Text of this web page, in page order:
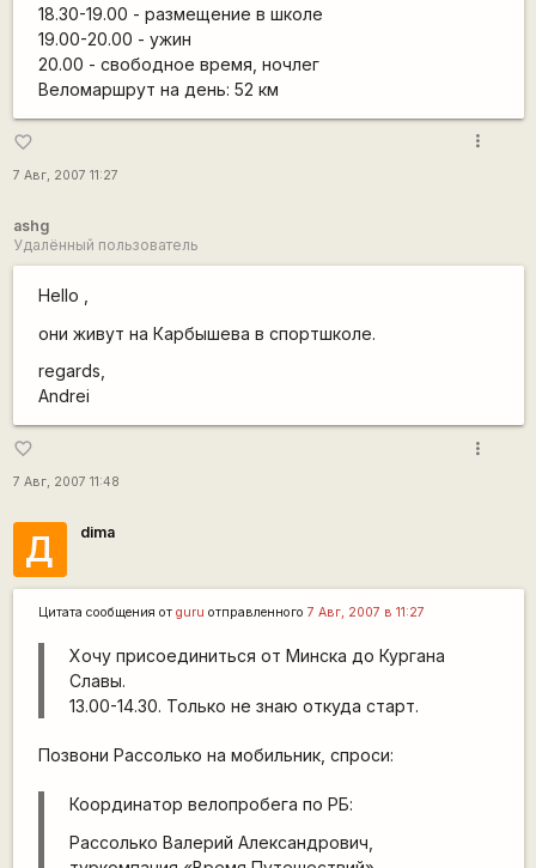
18.30-19.00 - размещение в школе
19.00-20.00 - ужин
20.00 - свободное время, ночлег
Веломаршрут на день: 52 км
favorite_border
7 Авг, 2007 11:27
more_vert
ashg
Удалённый пользователь
Hello ,
они живут на Карбышева в спортшколе.
regards,
Andrei
favorite_border
7 Авг, 2007 11:48
more_vert
Д dima
Цитата сообщения от guru отправленного 7 Авг, 2007 в 11:27
Хочу присоединиться от Минска до Кургана
Славы.
13.00-14.30. Только не знаю откуда старт.
Позвони Рассолько на мобильник, спроси:
Координатор велопробега по РБ:
Рассолько Валерий Александрович,